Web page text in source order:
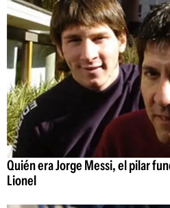
Quién era Jorge Messi, el pilar
Lionel